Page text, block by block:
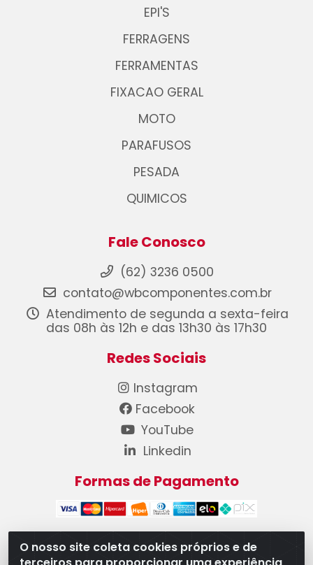
O nosso site coleta cookies próprios e de
EPI'S
FERRAGENS
FERRAMENTAS
FIXACAO GERAL
MOTO
PARAFUSOS
PESADA
QUIMICOS
Fale Conosco
(62) 3236 0500
contato@wbcomponentes.com.br
Atendimento de segunda a sexta-feira
das 08h às 12h e das 13h30 às 17h30
Redes Sociais
Instagram
Facebook
YouTube
Linkedin
Formas de Pagamento